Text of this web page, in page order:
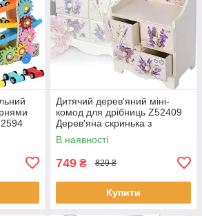
Дитячий дерев'яний міні-
комод для дрібниць Z52409
Дерев'яна скринька з
висувними ящиками
В наявності
749 ₴ 829 ₴
Купити